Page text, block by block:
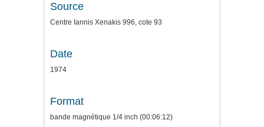
Source
Centre Iannis Xenakis 996, cote 93
Date
1974
Format
bande magnétique 1/4 inch (00:06:12)